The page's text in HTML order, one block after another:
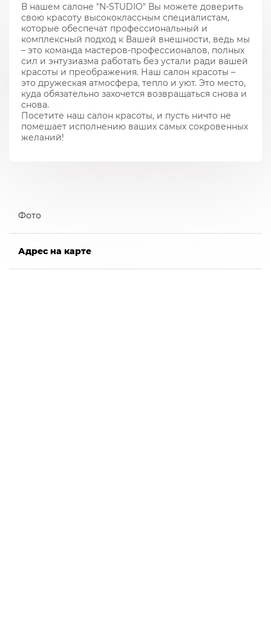
В нашем салоне "N-STUDIO" Вы можете доверить
свою красоту высококлассным специалистам,
которые обеспечат профессиональный и
комплексный подход к Вашей внешности, ведь мы
– это команда мастеров-профессионалов, полных
сил и энтузиазма работать без устали ради вашей
красоты и преображения. Наш салон красоты –
это дружеская атмосфера, тепло и уют. Это место,
куда обязательно захочется возвращаться снова и
снова.
Посетите наш салон красоты, и пусть ничто не
помешает исполнению ваших самых сокровенных
желаний!
Фото
Адрес на карте